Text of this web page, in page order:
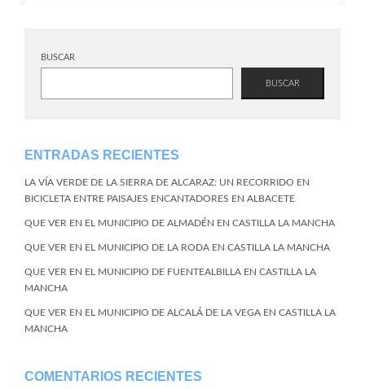
BUSCAR
BUSCAR
ENTRADAS RECIENTES
LA VÍA VERDE DE LA SIERRA DE ALCARAZ: UN RECORRIDO EN
BICICLETA ENTRE PAISAJES ENCANTADORES EN ALBACETE
QUE VER EN EL MUNICIPIO DE ALMADÉN EN CASTILLA LA MANCHA
QUE VER EN EL MUNICIPIO DE LA RODA EN CASTILLA LA MANCHA
QUE VER EN EL MUNICIPIO DE FUENTEALBILLA EN CASTILLA LA
MANCHA
QUE VER EN EL MUNICIPIO DE ALCALÁ DE LA VEGA EN CASTILLA LA
MANCHA
COMENTARIOS RECIENTES